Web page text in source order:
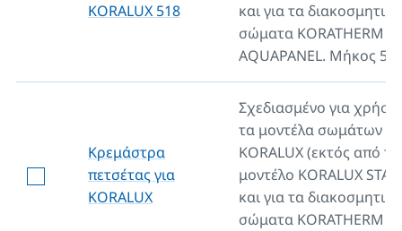
KORALUX 518
και για τα διακοσμητικά
σώματα KORATHERM
AQUAPANEL. Μήκος
Κρεμάστρα
πετσέτας για
KORALUX
Σχεδιασμένο για
τα μοντέλα σωμάτων
KORALUX (εκτός από το
μοντέλο KORALUX
και για τα διακοσμητικά
σώματα KORATHERM